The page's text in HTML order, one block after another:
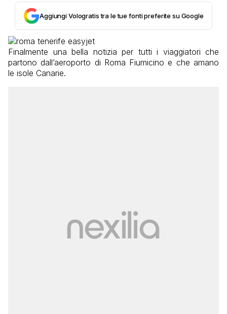
Aggiungi Vologratis tra le tue fonti preferite su Google
Finalmente una bella notizia per tutti i viaggiatori che
partono dall’aeroporto di Roma Fiumicino e che amano
le isole Canarie.